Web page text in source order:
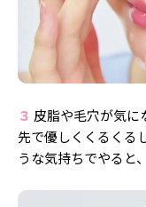
３ 皮脂や毛穴が気に
先で優しくくるくる
うな気持ちでやると